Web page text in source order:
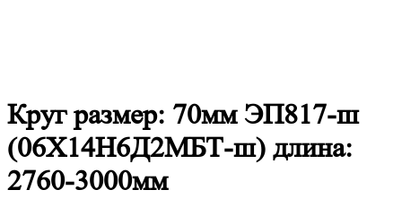
Кругразмер: 70мм ЭП817-ш
(06Х14Н6Д2МБТ-ш) длина:
2760-3000мм